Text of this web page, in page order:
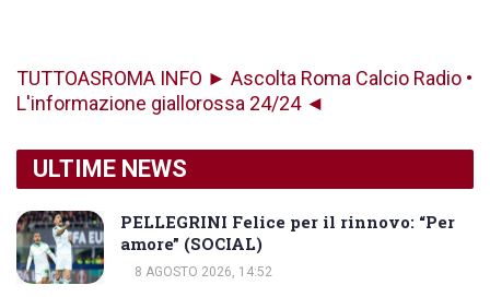
TUTTOASROMA INFO ► Ascolta Roma Calcio Radio •
L'informazione giallorossa 24/24 ◄
ULTIME NEWS
PELLEGRINI Felice per il rinnovo: “Per
amore” (SOCIAL)
8 AGOSTO 2026, 14:52